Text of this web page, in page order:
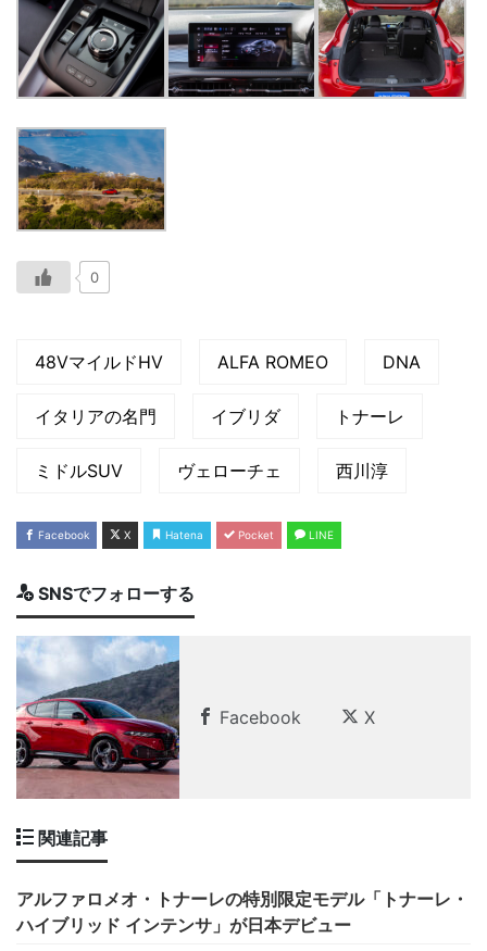
0
48VマイルドHV ALFA ROMEO DNA
イタリアの名門 イブリダ トナーレ
ミドルSUV ヴェローチェ 西川淳
Facebook X Hatena Pocket LINE
SNSでフォローする
Facebook X
関連記事
アルファロメオ・トナーレの特別限定モデル「トナーレ・
ハイブリッド インテンサ」が日本デビュー